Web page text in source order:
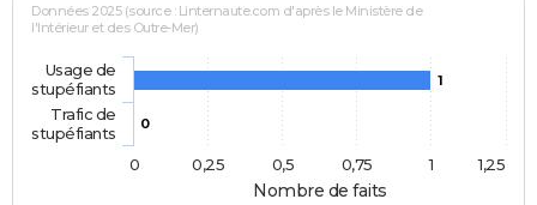
Nombre de faits
Données 2025 (source : Linternaute.com d'après le Ministère de
l'Intérieur et des Outre-Mer)
1
0
Usage de
stupéfiants
Trafic de
stupéfiants
0
1
0,25 0,5 0,75 1,25